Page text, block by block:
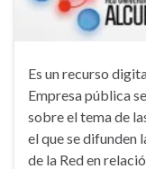
Es un recurso
Empresa pública
sobre el tema de
el que se difunden
de la Red en